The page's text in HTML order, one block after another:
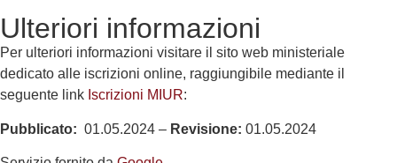
Ulteriori informazioni
Per ulteriori informazioni visitare il sito web ministeriale
dedicato alle iscrizioni online, raggiungibile mediante il
seguente link Iscrizioni MIUR:
Pubblicato: 01.05.2024 – Revisione: 01.05.2024